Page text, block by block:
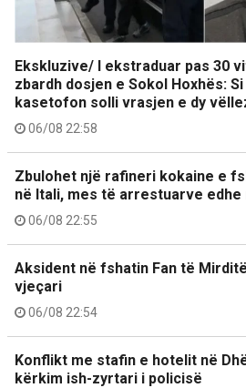
Ekskluzive/ I ekstraduar pas 30
zbardh dosjen e Sokol Hoxhës:
kasetofon solli vrasjen e dy
06/08 22:58
Zbulohet një rafineri kokaine e
në Itali, mes të arrestuarve edhe
06/08 22:55
Aksident në fshatin Fan të
vjeçari
06/08 22:54
Konflikt me stafin e hotelit në
kërkim ish-zyrtari i policisë